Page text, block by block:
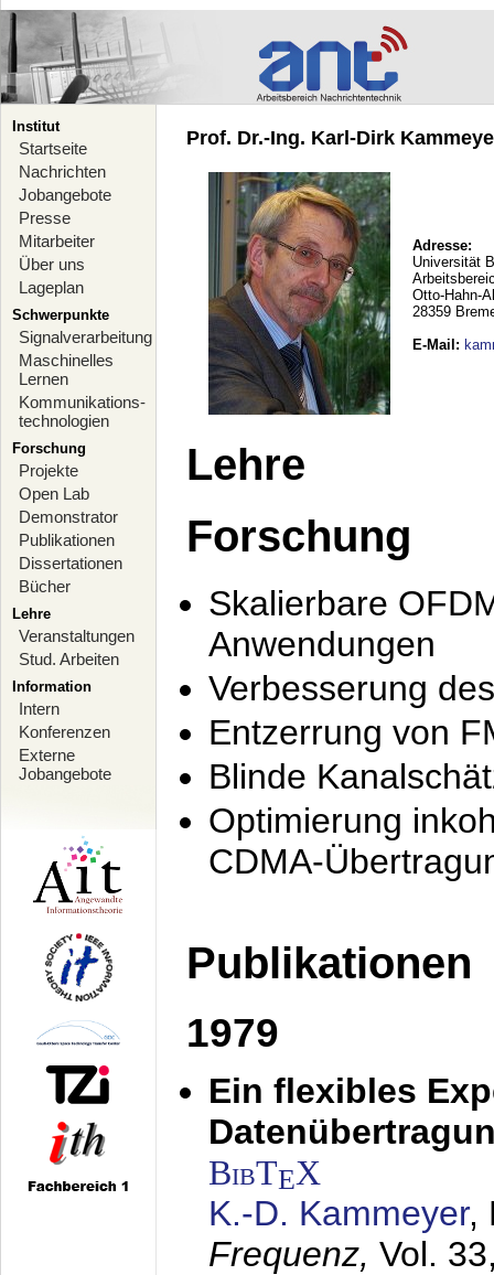
Institut
Startseite
Nachrichten
Jobangebote
Presse
Mitarbeiter
Über uns
Lageplan
Schwerpunkte
Signalverarbeitung
Maschinelles
Lernen
Kommunikations-
technologien
Forschung
Projekte
Open Lab
Demonstrator
Publikationen
Dissertationen
Bücher
Lehre
Veranstaltungen
Stud. Arbeiten
Information
Intern
Konferenzen
Externe
Jobangebote
Prof. Dr.-Ing. Karl-Dirk
Adresse:
Universität
Otto-Hahn-
28359
E-Mail :
Lehre
Forschung
Skalierbare
Anwendungen
Verbesserung
Entzerrung von
Blinde
Optimierung
CDMA-
Publikationen
1979
Ein flexibles
BibTEX
K.-D. Kammeyer,
Frequenz, Vol.